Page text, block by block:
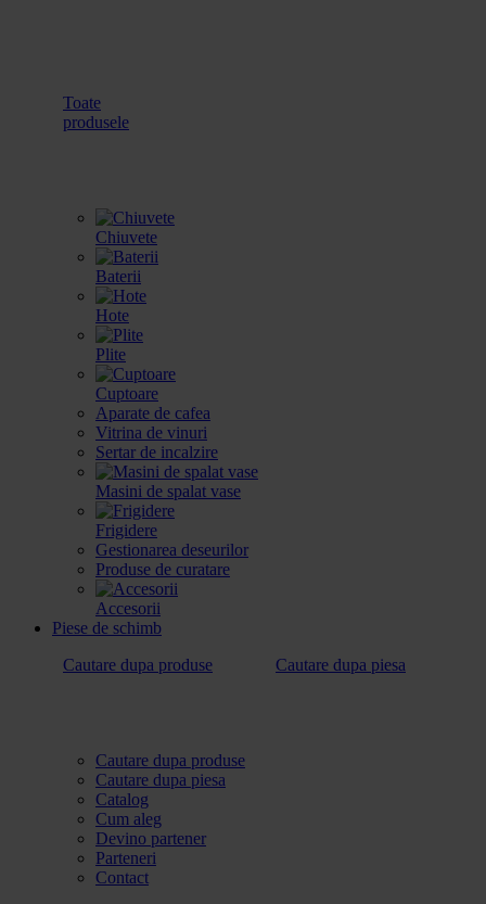
Toate
produsele
Chiuvete
Baterii
Hote
Plite
Cuptoare
Aparate de cafea
Vitrina de vinuri
Sertar de incalzire
Masini de spalat vase
Frigidere
Gestionarea deseurilor
Produse de curatare
Accesorii
Piese de schimb
Cautare dupa produse
Cautare dupa piesa
Cautare dupa produse
Cautare dupa piesa
Catalog
Cum aleg
Devino partener
Parteneri
Contact